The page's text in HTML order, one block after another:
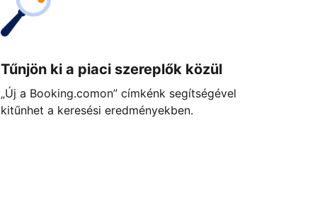
Tűnjön ki a piaci szereplők közül
„Új a Booking.comon” címkénk segítségével
kitűnhet a keresési eredményekben.